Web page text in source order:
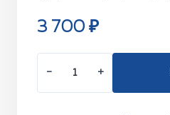
3 700 ₽
− +